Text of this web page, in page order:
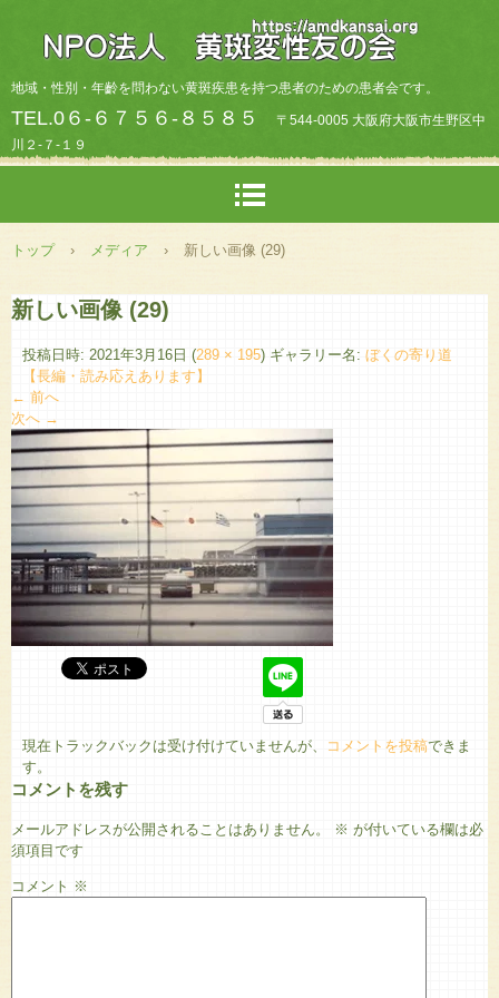
地域・性別・年齡を問わない黄斑疾患を持つ患者のための患者会です。
TEL.0６-６７５６-８５８５
〒544-0005 大阪府大阪市生野区中
川２-７-１９
トップ › メディア › 新しい画像 (29)
新しい画像 (29)
投稿日時: 2021年3月16日 (289 × 195) ギャラリー名: ぼくの寄り道
【長編・読み応えあります】
← 前へ
次へ →
現在トラックバックは受け付けていませんが、 コメントを投稿できま
す。
コメントを残す
メールアドレスが公開されることはありません。 ※ が付いている欄は必
須項目です
コメント ※